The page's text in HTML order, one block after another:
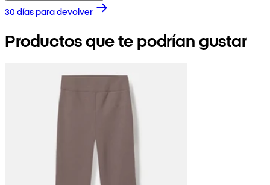
30 días para devolver
Productos que te podrían gustar